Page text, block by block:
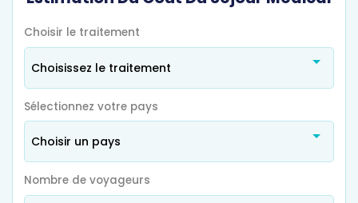
Choisir le traitement
Choisissez le traitement
Sélectionnez votre pays
Choisir un pays
Nombre de voyageurs